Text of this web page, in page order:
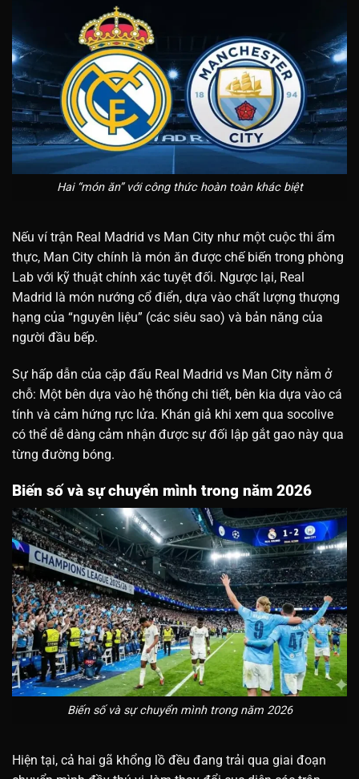
Hai “món ăn” với công thức hoàn toàn khác biệt
Nếu ví trận Real Madrid vs Man City như một cuộc thi ẩm
thực, Man City chính là món ăn được chế biến trong phòng
Lab với kỹ thuật chính xác tuyệt đối. Ngược lại, Real
Madrid là món nướng cổ điển, dựa vào chất lượng thượng
hạng của “nguyên liệu” (các siêu sao) và bản năng của
người đầu bếp.
Sự hấp dẫn của cặp đấu Real Madrid vs Man City nằm ở
chỗ: Một bên dựa vào hệ thống chi tiết, bên kia dựa vào cá
tính và cảm hứng rực lửa. Khán giả khi xem qua socolive
có thể dễ dàng cảm nhận được sự đối lập gắt gao này qua
từng đường bóng.
Biến số và sự chuyển mình trong năm 2026
Biến số và sự chuyển mình trong năm 2026
Hiện tại, cả hai gã khổng lồ đều đang trải qua giai đoạn